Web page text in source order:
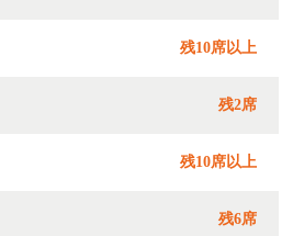
残10席以上
残2席
残10席以上
残6席